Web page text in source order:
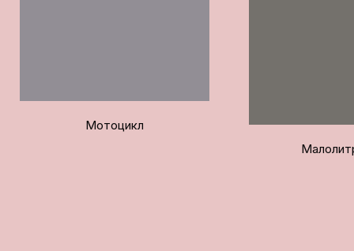
Мотоцикл